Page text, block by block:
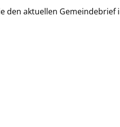
den aktuellen